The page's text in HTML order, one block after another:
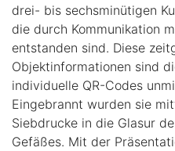
drei- bis sechsminütigen
die durch Kommunikation
entstanden sind. Diese
Objektinformationen sind
individuelle QR-Codes
Eingebrannt wurden sie
Siebdrucke in die Glasur
Gefäßes. Mit der